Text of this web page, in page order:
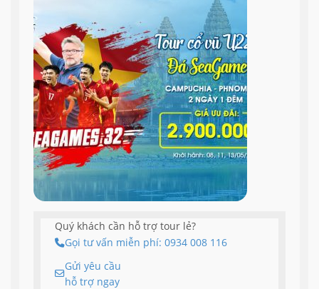
Quý khách cần hỗ trợ tour lẻ?
Gọi tư vấn miễn phí: 0934 008 116
Gửi yêu cầu
hỗ trợ ngay